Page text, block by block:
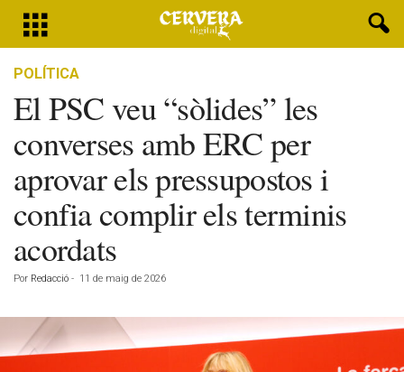
POLÍTICA
El PSC veu “sòlides” les
converses amb ERC per
aprovar els pressupostos i
confia complir els terminis
acordats
Por Redacció - 11 de maig de 2026